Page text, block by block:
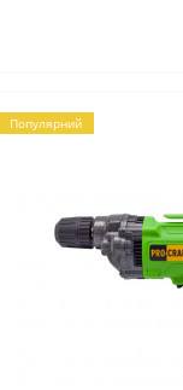
Популярний